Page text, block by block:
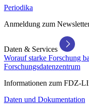
Periodika
Anmeldung zum
Daten & Services
Worauf starke Forschung
Forschungsdatenzentrum
Informationen zum FDZ-
Daten und Dokumentation